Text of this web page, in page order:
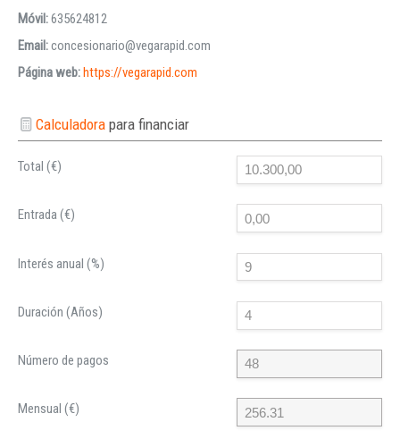
Móvil:635624812
Email:concesionario@vegarapid.com
Página web:https://vegarapid.com
Calculadorapara financiar
Total (€)
Entrada (€)
Interés anual (%)
Duración (Años)
Número de pagos
Mensual (€)